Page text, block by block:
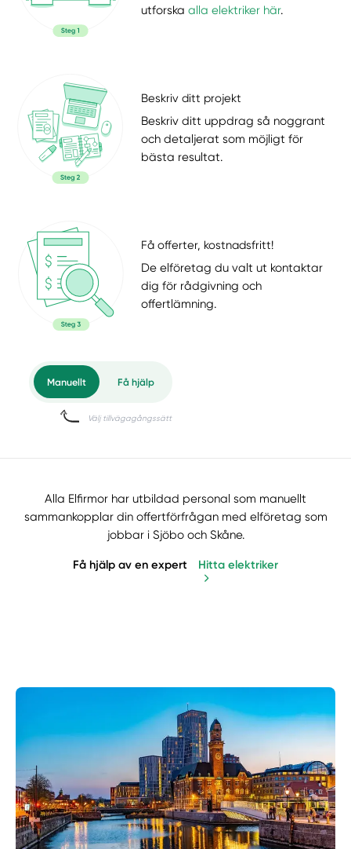
utforskaalla elektriker här.
Beskriv ditt projekt
Beskriv ditt uppdrag så noggrant
och detaljerat som möjligt för
bästa resultat.
Få offerter, kostnadsfritt!
De elföretag du valt ut kontaktar
dig för rådgivning och
offertlämning.
Manuellt Få hjälp
Välj tillvägagångssätt
Alla Elfirmor har utbildad personal som manuellt
sammankopplar din offertförfrågan med elföretag som
jobbar i Sjöbo och Skåne.
Få hjälp av en expert Hitta elektriker